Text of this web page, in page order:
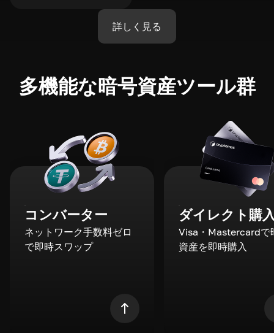
詳しく見る
多機能な暗号資産ツール群
コンバーター
ネットワーク手数料ゼロ
で即時スワップ
ダイレクト購
Visa・Mastercardで
資産を即時購入